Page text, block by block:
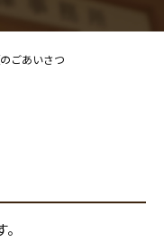
ごあいさつ